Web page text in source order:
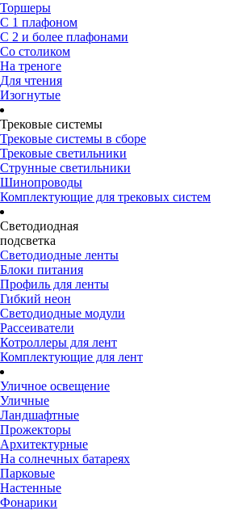
Торшеры
С 1 плафоном
С 2 и более плафонами
Со столиком
На треноге
Для чтения
Изогнутые
Трековые системы
Трековые системы в сборе
Трековые светильники
Струнные светильники
Шинопроводы
Комплектующие для трековых систем
Светодиодная
подсветка
Светодиодные ленты
Блоки питания
Профиль для ленты
Гибкий неон
Светодиодные модули
Рассеиватели
Котроллеры для лент
Комплектующие для лент
Уличное освещение
Уличные
Ландшафтные
Прожекторы
Архитектурные
На солнечных батареях
Парковые
Настенные
Фонарики